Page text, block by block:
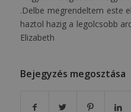
.Delbe megrendeltem este
haztol hazig a legolcsobb
Elizabeth
Bejegyzés megosztása